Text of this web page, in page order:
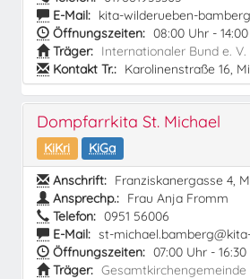
E-Mail: kita-wilderueben-
Öffnungszeiten: 08:00 Uhr -
Träger: Internationaler Bund e. V.
Kontakt Tr.: Karolinenstraße 16,
Dompfarrkita St. Michael
KiKri
KiGa
Anschrift: Franziskanergasse 4,
Ansprechp.: Frau Anja Fromm
Telefon: 0951 56006
E-Mail: st-
Öffnungszeiten: 07:00 Uhr -
Träger: Gesamtkirchengemeinde